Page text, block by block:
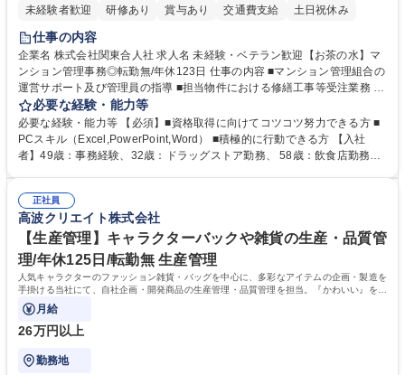
未経験者歓迎
研修あり 賞与あり 交通費支給 土日祝休み
仕事の内容
企業名 株式会社関東合人社 求人名 未経験・ベテラン歓迎【お茶の水】マ
ンション管理事務◎転勤無/年休123日 仕事の内容 ■マンション管理組合の
運営サポート及び管理員の指導 ■担当物件における修繕工事等受注業務 ■
事務所内での事務業務等 ★異業界からの転職者が多数活躍しています
【年収補足】532万円 ＋別途インセンティヴで平均約100万円/年（昨年度
実績） ＋管理業務主任者資格手当50,000円/月 ★親会社である株式会社合
人社計画研究所社のグループ会社として、質の高いサービスと適性価格を
無/年休123日
必要な経験・能力等
必要な経験・能力等 【必須】■資格取得に向けてコツコツ努力できる方 ■
PCスキル（Excel,PowerPoint,Word） ■積極的に行動できる方 【入社
者】49歳：事務経験、32歳：ドラッグストア勤務、 58歳：飲食店勤務
得出来ております！ 【魅力】■フレックス制度、未経験からでも下限年収
を一律支給！ ■管理業務主任者資格取得後には50,000円/月の手当あり！
学歴・資格 学歴：大学院 大学 高専 短大 専修学校 高校 語学力： 資格：第
一種運転免許普通自動車
正社員
高波クリエイト株式会社
【生産管理】キャラクターバックや雑貨の生産・品質管
理/年休125日/転勤無 生産管理
人気キャラクターのファッション雑貨・バッグを中心に、多彩なアイテムの企画・製造を
手掛ける当社にて、自社企画・開発商品の生産管理・品質管理を担当。『かわいい』を届
けるやりがいのあるポジションです。
月給
26万円以上
勤務地